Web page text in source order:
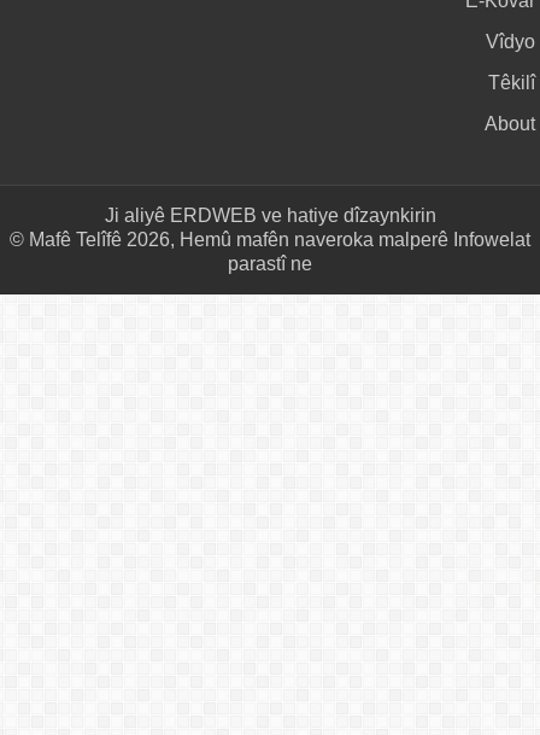
Vîdyo
Têkilî
About
Ji aliyê ERDWEB ve hatiye dîzaynkirin
© Mafê Telîfê 2026, Hemû mafên naveroka malperê Infowelat
parastî ne